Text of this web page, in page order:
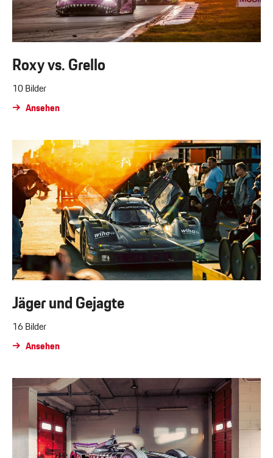
Roxy vs. Grello
10 Bilder
Ansehen
Jäger und Gejagte
16 Bilder
Ansehen